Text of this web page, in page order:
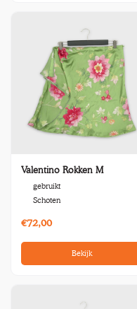
Valentino Rokken M
gebruikt
Schoten
€72,00
Bekijk